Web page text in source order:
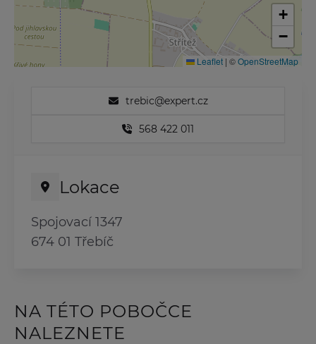
trebic@expert.cz
568 422 011
Lokace
Spojovací 1347
674 01 Třebíč
+
−
Leaflet | ©OpenStreetMap
NA TÉTO POBOČCE
NALEZNETE